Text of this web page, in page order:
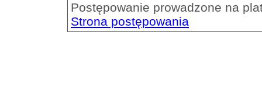
Postępowanie prowadzone na
Strona postępowania